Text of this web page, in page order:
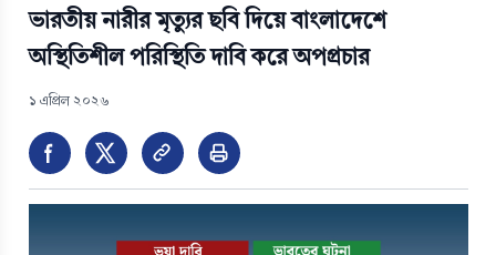
ভারতীয় নারীর মৃত্যুর ছবি দিয়ে বাংলাদেশে
অস্থিতিশীল পরিস্থিতি দাবি করে অপপ্রচার
১ এপ্রিল ২০২৬